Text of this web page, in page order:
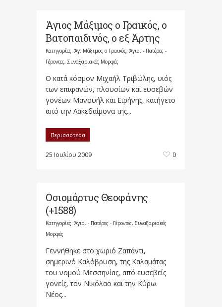
Άγιος Μάξιμος ο Γραικός, ο
Βατοπαιδινός, ο εξ Άρτης
Κατηγορίες: Άγ. Μάξιμος ο Γραικός, Άγιοι - Πατέρες -
Γέροντες, Συναξαριακές Μορφές
Ο κατά κόσμον Μιχαήλ Τριβώλης, υιός
των επιφανών, πλουσίων και ευσεβών
γονέων Μανουήλ και Ειρήνης, κατήγετο
από την Λακεδαίμονα της...
Περισσότερα
25 Ιουλίου 2009 0
Οσιομάρτυς Θεοφάνης
(+1588)
Κατηγορίες: Άγιοι - Πατέρες - Γέροντες, Συναξαριακές
Μορφές
Γεννήθηκε στο χωριό Ζαπάντι,
σημερινό Καλόβρυση, της Καλαμάτας
του νομού Μεσσηνίας, από ευσεβείς
γονείς, τον Νικόλαο και την Κύρω.
Νέος...